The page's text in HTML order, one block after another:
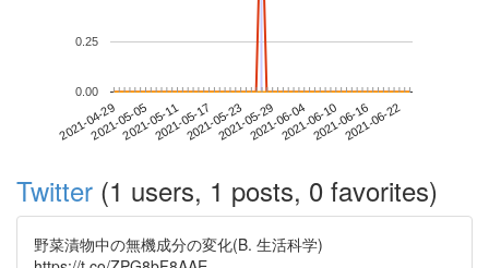
2021-04-292021-05-052021-05-112021-05-172021-05-232021-05-292021-06-042021-06-102021-06-162021-06-22
0.00
0.25
Twitter (1 users, 1 posts, 0 favorites)
野菜漬物中の無機成分の変化(B. 生活科学)